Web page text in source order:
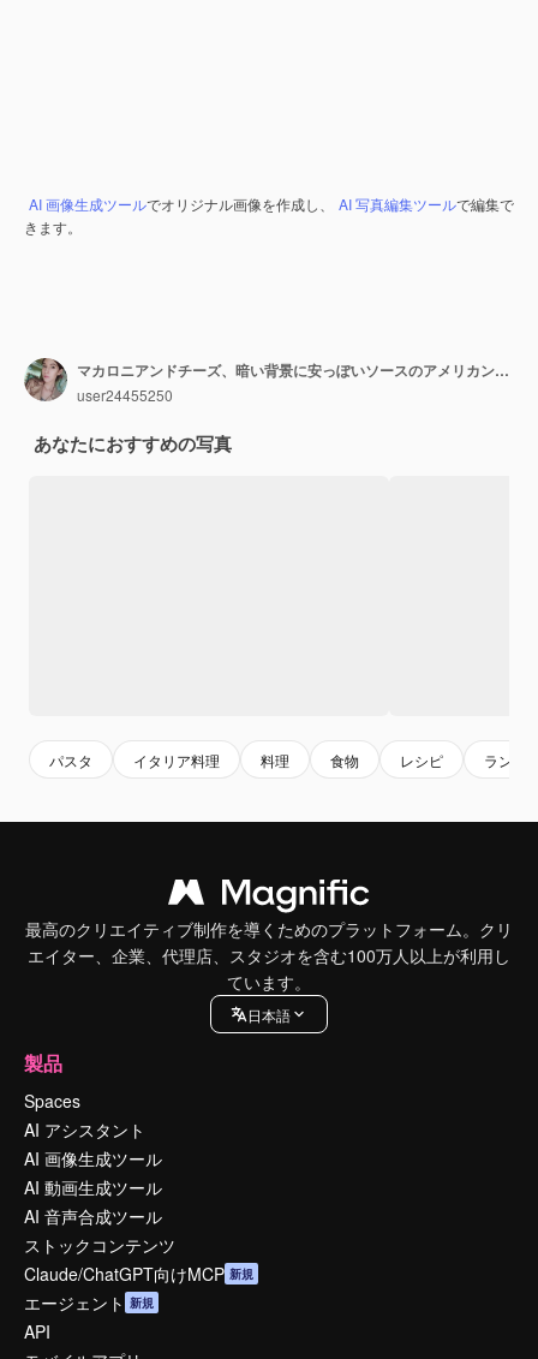
AI 画像生成ツールでオリジナル画像を作成し、 AI 写真編集ツールで編集で
きます。
マカロニアンドチーズ、暗い背景に安っぽいソースのアメリカンスタイルのマカロニパスタ。高品質の写真
user24455250
あなたにおすすめの写真
パスタ イタリア料理 料理 食物 レシピ ランチ
最高のクリエイティブ制作を導くためのプラットフォーム。クリ
エイター、企業、代理店、スタジオを含む100万人以上が利用し
ています。
日本語
製品
Spaces
AI アシスタント
AI 画像生成ツール
AI 動画生成ツール
AI 音声合成ツール
ストックコンテンツ
Claude/ChatGPT向けMCP 新規
エージェント 新規
API